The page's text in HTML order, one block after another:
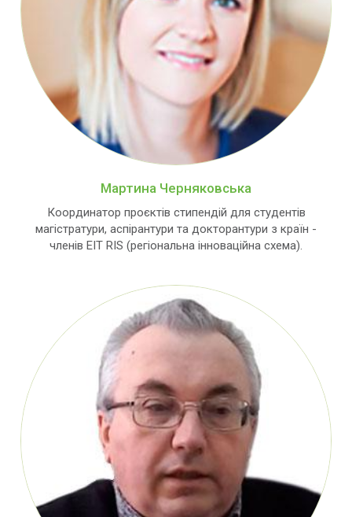
Мартина Черняковська
Координатор проєктів стипендій для студентів
магістратури, аспірантури та докторантури з країн -
членів EIT RIS (регіональна інноваційна схема).